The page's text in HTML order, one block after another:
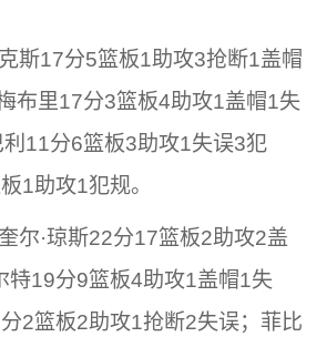
斯17分5篮板1助攻3抢断1盖帽
布里17分3篮板4助攻1盖帽1失
利11分6篮板3助攻1失误3犯
1助攻1犯规。
尔·琼斯22分17篮板2助攻2盖
特19分9篮板4助攻1盖帽1失
2篮板2助攻1抢断2失误；菲比